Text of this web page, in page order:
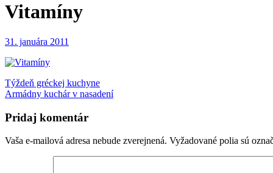
Vitamíny
31. januára 2011
Navigácia
v
článku
Týždeň gréckej kuchyne
Armádny kuchár v nasadení
Pridaj komentár
Vaša e-mailová adresa nebude zverejnená. Vyžadované polia sú